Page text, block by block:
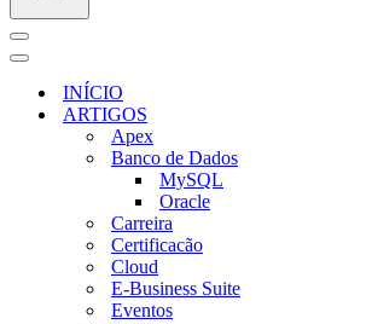
Menu
de
navegação
Menu
navegaçãoINÍCIO
ARTIGOS
Apex
Banco de Dados
MySQL
Oracle
Carreira
Certificacão
Cloud
E-Business Suite
Eventos